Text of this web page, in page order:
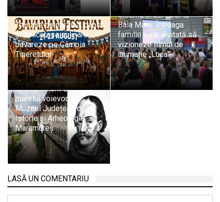
Bavarian Festival ajunge
în premieră la Baia Mare:
Trei zile de muzică, dans
și delicatese culinare
bavareze pe Câmpia
Tineretului
Cinema în aer liber la
Baia Mare: Întreaga
familie este invitată să
vizioneze filmul de
animație „Luca”
„Iancu de Hunedoara și
Baia Mare: istorie,
patrimoniu și memorie” –
un eveniment dedicat
marelui voievod, la
Muzeul Județean de
Istorie și Arheologie
Maramureș
LASĂ UN COMENTARIU